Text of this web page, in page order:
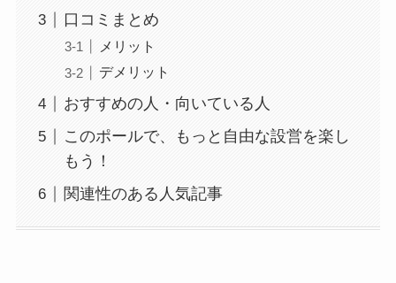
口コミまとめ
メリット
デメリット
おすすめの人・向いている人
このポールで、もっと自由な設営を楽し
もう！
関連性のある人気記事